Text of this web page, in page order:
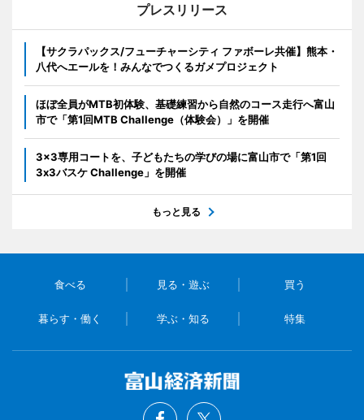
プレスリリース
【サクラパックス/フューチャーシティ ファボーレ共催】熊本・
八代へエールを！みんなでつくるガメプロジェクト
ほぼ全員がMTB初体験、基礎練習から自然のコース走行へ富山
市で「第1回MTB Challenge（体験会）」を開催
3x3専用コートを、子どもたちの学びの場に富山市で「第1回
3x3バスケ Challenge」を開催
もっと見る
食べる 見る・遊ぶ 買う
暮らす・働く 学ぶ・知る 特集